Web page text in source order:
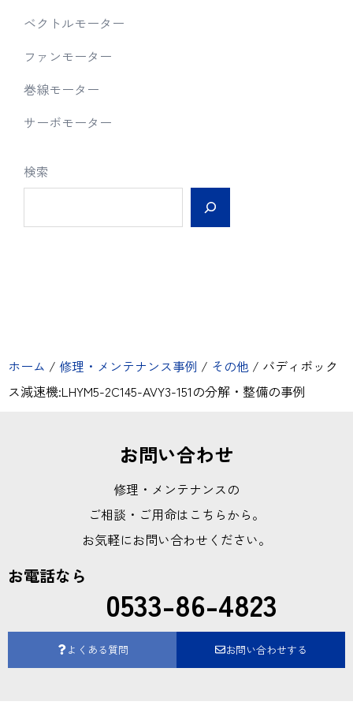
ベクトルモーター
ファンモーター
巻線モーター
サーボモーター
検索
ホーム / 修理・メンテナンス事例 / その他 / バディボック
ス減速機:LHYM5-2C145-AVY3-151の分解・整備の事例
お問い合わせ
修理・メンテナンスの
ご相談・ご用命はこちらから。
お気軽にお問い合わせください。
お電話なら
0533-86-4823
よくある質問 お問い合わせする